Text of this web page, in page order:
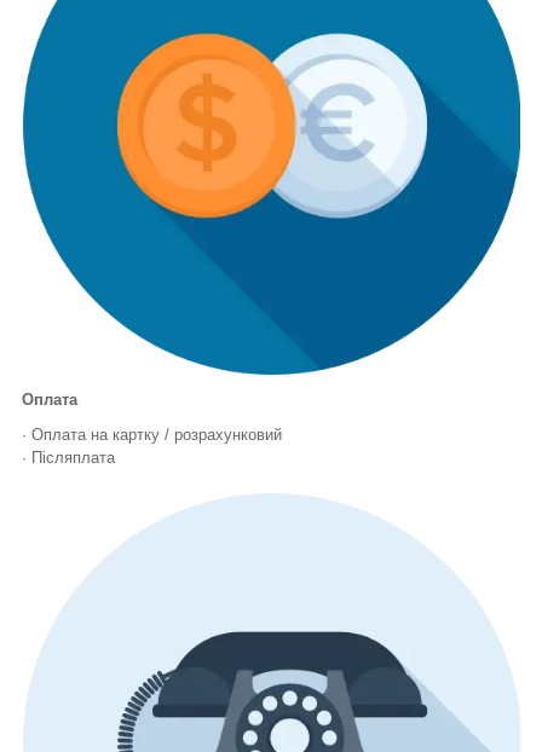
Оплата
· Оплата на картку / розрахунковий
· Післяплата